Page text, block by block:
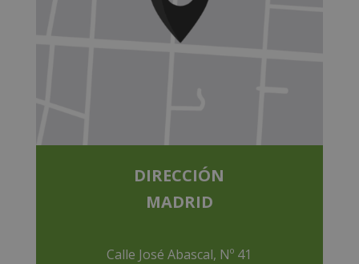
DIRECCIÓN
MADRID
Calle José Abascal, Nº 41